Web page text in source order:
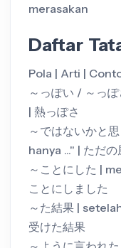
merasakan
Daftar
Pola | Arti |
～っぽい / ～っ
| 熱っぽさ
～ではないかと
hanya ..." | ただ
～ことにした |
ことにしました
～た結果 |
受けた結果